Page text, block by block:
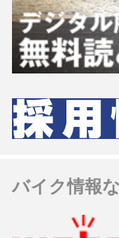
バイク情報